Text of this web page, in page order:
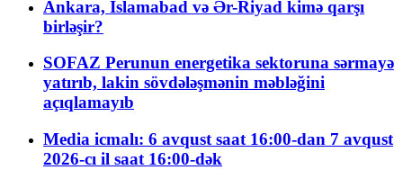
Ankara, İslamabad və Ər-Riyad kimə qarşı
birləşir?
SOFAZ Perunun energetika sektoruna sərmayə
yatırıb, lakin sövdələşmənin məbləğini
açıqlamayıb
Media icmalı: 6 avqust saat 16:00-dan 7 avqust
2026-cı il saat 16:00-dək